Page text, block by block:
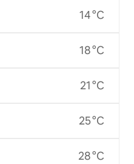
14 °C
18 °C
21 °C
25 °C
28 °C